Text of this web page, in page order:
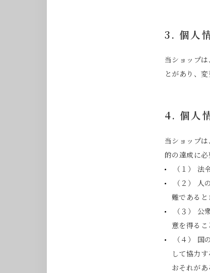
3. 個人
当ショップ
とがあり、
4. 個人
当ショップ
的の達成に
（１） 法
（２）
難であると
（３）
意を得る
（４）
して協力
おそれがあ